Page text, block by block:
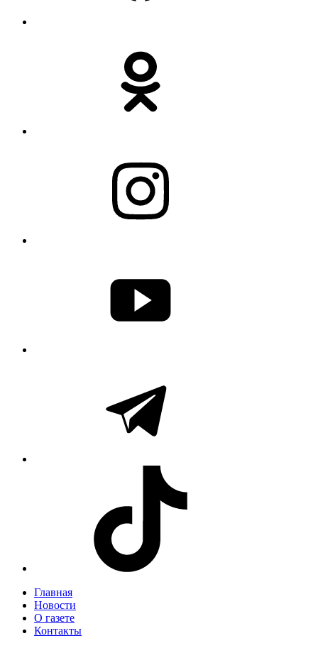
Главная
Новости
О газете
Контакты